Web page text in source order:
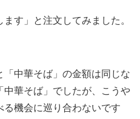
す」と注文してみました。
中華そば」の金額は同じな
華そば」でしたが、こうや
機会に巡り合わないです